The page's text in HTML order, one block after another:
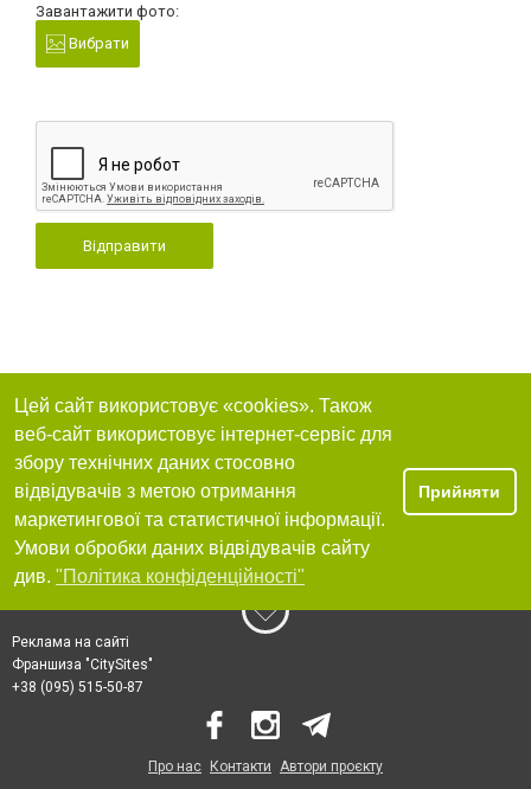
Завантажити фото:
Вибрати
Відправити
Цей сайт використовує «cookies». Також
веб-сайт використовує інтернет-сервіс для
збору технічних даних стосовно
відвідувачів з метою отримання
маркетингової та статистичної інформації.
Умови обробки даних відвідувачів сайту
див. "Політика конфіденційності"
Прийняти
Реклама на сайті
Франшиза "CitySites"
+38 (095) 515-50-87
Про нас Контакти Автори проєкту